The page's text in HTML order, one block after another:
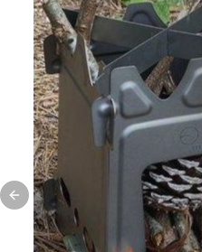
Previous slide